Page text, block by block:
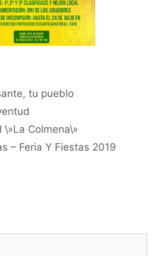
tu pueblo
\»La Colmena\»
– Feria Y Fiestas 2019